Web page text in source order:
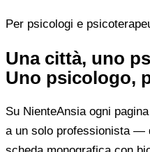
Per psicologi e
Una città, uno
Uno psicologo,
Su NienteAnsia ogni
a un solo professionista —